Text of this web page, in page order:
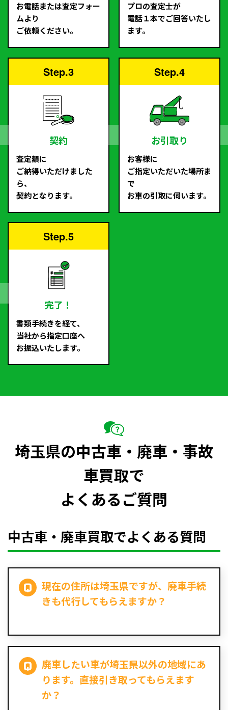
お電話または査定フォー
ムより
ご依頼ください。
プロの査定士が
電話１本でご回答いたし
ます。
Step.3
契約
査定額に
ご納得いただけました
ら、
契約となります。
Step.4
お引取り
お客様に
ご指定いただいた場所ま
で
お車の引取に伺います。
Step.5
完了！
書類手続きを経て、
当社から指定口座へ
お振込いたします。
埼玉県の中古車・廃車・事故
車買取で
よくあるご質問
中古車・廃車買取でよくある質問
現在の住所は埼玉県ですが、廃車手続
きも代行してもらえますか？
廃車したい車が埼玉県以外の地域にあ
ります。直接引き取ってもらえます
か？